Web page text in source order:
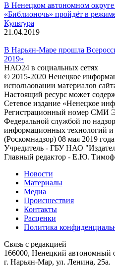
В Ненецком автономном округе
«Библионочь» пройдёт в
Культура
21.04.2019
В Нарьян-Маре прошла
2019»
НАО24 в социальных сетях
© 2015-2020 Ненецкое
использовании материалов
Настоящий ресурс может
Сетевое издание «Ненецкое
Регистрационный номер СМИ
Федеральной службой по
информационных технологий
(Роскомнадзор) 08 мая 2019
Учредитель - ГБУ НАО
Главный редактор - Е.Ю.
Новости
Материалы
Медиа
Происшествия
Контакты
Расценки
Политика
Связь с редакцией
166000, Ненецкий автономный
г. Нарьян-Мар, ул. Ленина, 25а.